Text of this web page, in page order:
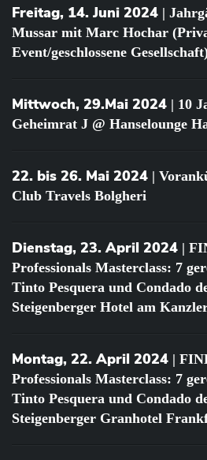
Freitag, 14. Juni 2024 |
Mussar mit Marc Hochar
Event/geschlossene
Mittwoch, 29.Mai 2024 | 10
Geheimrat J @ Hanselounge
22. bis 26. Mai 2024 |
Club Travels Bolgheri
Dienstag, 23. April 2024 |
Professionals Masterclass: 7
Tinto Pesquera und Condado
Steigenberger Hotel am
Montag, 22. April 2024 |
Professionals Masterclass: 7
Tinto Pesquera und Condado
Steigenberger Granhotel